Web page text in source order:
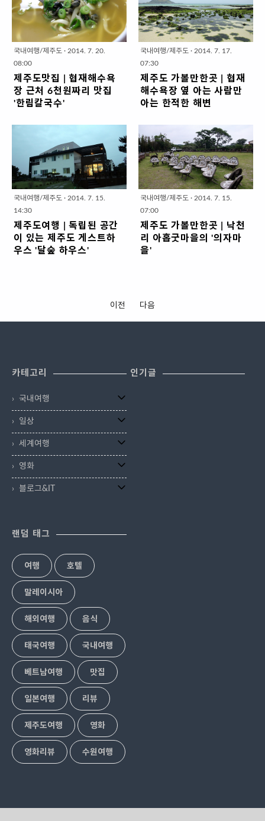
시 세계적인 컬러리스트 '장 필립 랑
클로'가 '아이들의 꿈과 희망의
색'을 주제로 학교 건물에 알록달록
한 색을 입혔는데요, 그 색깔이 정말
조화롭고 아름답습니다. 낮은 담장..
습니다. 낮게 자란 풀들 사이로 차를
달리면 주변으로 바람개비들이 많
이 보이네요. 내륙 어디서도 볼 수
없는 참 독특한 풍경입니다. 이 자리
에서 제가 매년 사진을 찍는데요, 가
을엔 도로 주변으로 억새와 코스모..
일몰이 아름답기로 유명해서 사람
이 많이 찾는 곳이지만, 수월봉 절벽
아래에 있는 검은모래해변은 관광
객들은 잘 알지도 못하고, 사람들도
도로 아름답지요. 들어가 볼까요?
제주도는 어딜 가더라도 차가 많이
없어 참 좋습니다. 한참 차를 달리다
이프를 놀래켜 줘야겠다 생각하고
성큼 성큼 다가갔습니다. 아니……
이건 살아 있는 진짜 빔이었어요. 1
미터도 넘는 뱀이 옆 눈으로 저를 살
피더니 휘리릭 도망갑니다. 완전 깜
놀했어요! 제가 사진을 찍으려고 가
까이 다가가니 지도 급했는지..
아할만한 여성 친화적인 곳을 고르
라면 바로 이곳 오설록 티뮤지엄과
이니스프리하우스가 아닐까 싶네
요. 이 두 곳은 아모레퍼시픽에서 운
도순다원이 더 좋겠지만, 휴게시설
과 아모레퍼시픽에서 나오는 아기
자기한 제품군들을 직접 체험해보
이곳이 여자친구가 더 좋아할거라
는 걸 잊지마세요! 자 들어가 볼까
요? 입구 길 건너편은 서광다원 녹
차밭인데요, 오설록에서 운영하는
녹차밭입니다. 다른 곳을 모두 구경
하시고 녹차밭을 살포시 걸어보시
길 추천합니다. 오설록 티뮤지엄 안
으로 들어가 볼게요...
국내여행/제주도 · 2014. 7. 20.
08:00
제주도맛집 | 협재해수욕
장 근처 6천원짜리 맛집
'한림칼국수'
데요, 그 중에 협재해수욕장에서 가
까운 맛집 ‘한림칼국수’를 소개하겠
습니다. 이번 여행에서 가격이나 맛
에서 아주 만족했던 곳인데요, 동네
장사 하는 식당이지만, 요런 곳은 전
에 있는 한림칼국수입니다. 생긴지
얼마 안된 곳인 듯 안팎의 모습이 깨
끗하고 나름 세련되었는데요. 벌써
함께 팔고 있어 이것저것 다양하게
래서인지 그 맛이 더욱 기대되..
국내여행/제주도 · 2014. 7. 17.
07:30
제주도 가볼만한곳 | 협재
해수욕장 옆 아는 사람만
아는 한적한 해변
션이 시키는 대로, 또는 어느 블로거
가 적어놓은 곳으로만 착하게 잘 따
라가니까요. 제가 이곳을 찾은 날에
도 협재해수욕장과 금능해수욕장은
사람이 붐볐지만, 정작 그 가운데에
있는 아름다운 곳엔 사람이 우리 말
이곳이 보이지 않고 멀리서 보면 검
은색 바위가 있어 놀기 불편할 것 같
은 느낌이 들지만, 실제 찾아가 보면
나면서 사람으로 붐비기 시작합니
들이 놀지 않는 한적한 곳을 찾으
국내여행/제주도 · 2014. 7. 15.
14:30
제주도여행 | 독립된 공간
이 있는 제주도 게스트하
우스 '달숲 하우스'
관광지처럼 되었는데요. 주로 하나
다 이런 커플게스트하우스 중 요즘
이용해보았습니다. 달숲게스트하우
스는 제주시 한림읍 협재리에 위치
장에서 차로 5분거리에 위치해 있
사무실로도 쓰이기도 하고 아침에
는 식사도 할 수 있는 공간이자 오후
에는 책을 읽고 노트북을 가지고 업
국내여행/제주도 · 2014. 7. 15.
07:00
제주도 가볼만한곳 | 낙천
리 아홉굿마을의 '의자마
을'
아홉굿마을에는 '의자'를 테마로 만
개의 굿(샘)이 있다는 의미인데요,
이전 다음
카테고리
국내여행
일상
세계여행
영화
블로그&IT
인기글
랜덤 태그
여행 호텔
말레이시아
해외여행 음식
태국여행 국내여행
베트남여행 맛집
일본여행 리뷰
제주도여행 영화
영화리뷰 수원여행